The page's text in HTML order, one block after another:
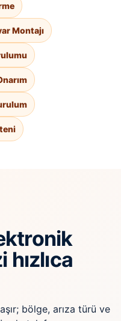
Montajı
bölge, arıza türü ve